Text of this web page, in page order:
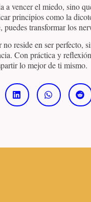
vencer el miedo, sino
principios como la
transformar los
reside en ser perfecto,
Con práctica y
lo mejor de ti mismo.